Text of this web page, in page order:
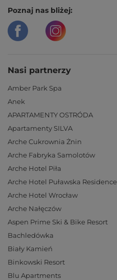
Poznaj nas bliżej:
Nasi partnerzy
Amber Park Spa
Anek
APARTAMENTY OSTRÓDA
Apartamenty SILVA
Arche Cukrownia Żnin
Arche Fabryka Samolotów
Arche Hotel Piła
Arche Hotel Puławska Residence
Arche Hotel Wrocław
Arche Nałęczów
Aspen Prime Ski & Bike Resort
Bachledówka
Biały Kamień
Binkowski Resort
Blu Apartments